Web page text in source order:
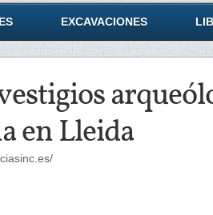
EXCAVACIONES
en Lleida